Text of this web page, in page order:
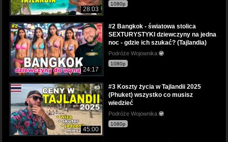
28:03
1080p
24:17
#2 Bangkok - światowa stolica
SEXTURYSTYKI dziewczyny na jedna
noc - gdzie ich szukać? (Tajlandia)
Podróże Wojownika
1080p
45:00
#3 Koszty życia w Tajlandii 2025
(Phuket) wszystko co musisz
wiedzieć
Podróże Wojownika
1080p